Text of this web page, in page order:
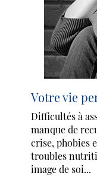
Votre vie
Difficultés à
manque de
crise, phobies
troubles
image de soi...